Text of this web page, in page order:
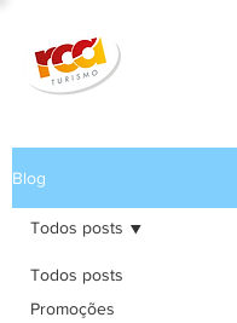
Blog
Todos posts
Promoções
Todos posts